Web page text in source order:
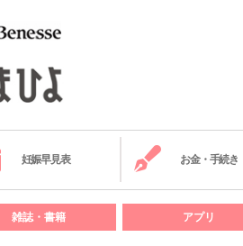
妊娠早見表 お金・手続き
雑誌・書籍 アプリ